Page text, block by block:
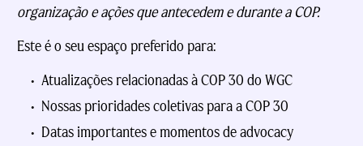
organização e ações que antecedem e durante a COP.
Este é o seu espaço preferido para:
Atualizações relacionadas à COP 30 do WGC
Nossas prioridades coletivas para a COP 30
Datas importantes e momentos de advocacy